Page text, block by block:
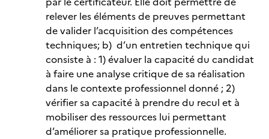
relever les éléments de preuves permettant
de valider l’acquisition des compétences
techniques; b) d’un entretien technique qui
consiste à : 1) évaluer la capacité du candidat
à faire une analyse critique de sa réalisation
dans le contexte professionnel donné ; 2)
vérifier sa capacité à prendre du recul et à
mobiliser des ressources lui permettant
d’améliorer sa pratique professionnelle.